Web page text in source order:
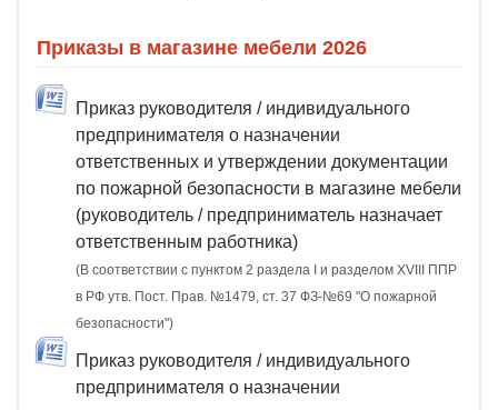
Приказы в магазине мебели 2026
Приказ руководителя / индивидуального
предпринимателя о назначении
ответственных и утверждении документации
по пожарной безопасности в магазине мебели
(руководитель / предприниматель назначает
ответственным работника)
(В соответствии с пунктом 2 раздела I и разделом XVIII ППР
в РФ утв. Пост. Прав. №1479, ст. 37 ФЗ-№69 "О пожарной
безопасности")
Приказ руководителя / индивидуального
предпринимателя о назначении